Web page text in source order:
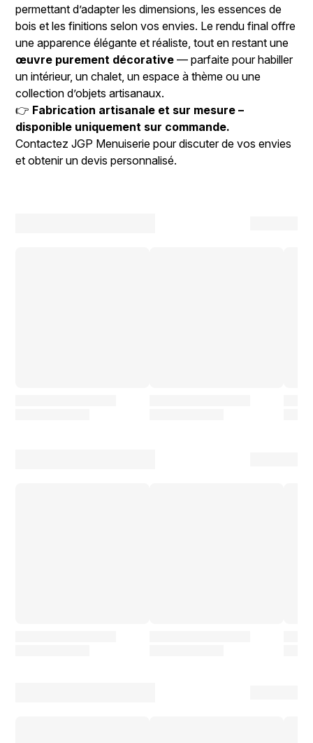
permettant d’adapter les dimensions, les essences de
bois et les finitions selon vos envies. Le rendu final offre
une apparence élégante et réaliste, tout en restant une
œuvre purement décorative — parfaite pour habiller
un intérieur, un chalet, un espace à thème ou une
collection d’objets artisanaux.
👉 Fabrication artisanale et sur mesure –
disponible uniquement sur commande.
Contactez JGP Menuiserie pour discuter de vos envies
et obtenir un devis personnalisé.